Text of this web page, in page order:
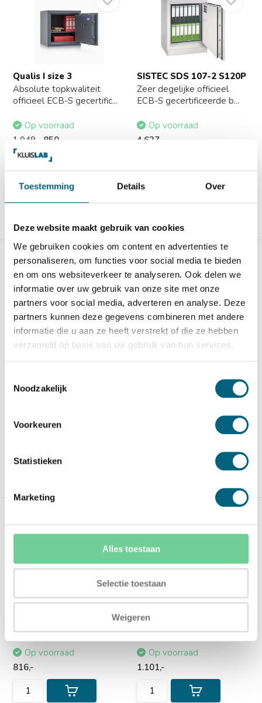
Toestemming Details Over
Deze website maakt gebruik van cookies
We gebruiken cookies om content en advertenties te
personaliseren, om functies voor social media te bieden
en om ons websiteverkeer te analyseren. Ook delen we
informatie over uw gebruik van onze site met onze
partners voor social media, adverteren en analyse. Deze
partners kunnen deze gegevens combineren met andere
informatie die u aan ze heeft verstrekt of die ze hebben
verzameld op basis van uw gebruik van hun services.
Noodzakelijk
Voorkeuren
Statistieken
Marketing
Alles toestaan
Selectie toestaan
Weigeren
Qualis I size 3
Absolute topkwaliteit
officieel ECB-S gecertific...
Vergelijk
Op voorraad
1.049,-
850,-
SISTEC SDS 107-2 S120P
Zeer degelijke officieel
ECB-S gecertificeerde b...
Vergelijk
Op voorraad
4.627,-
SISTEC TSF 1909 KL
Officieel ECB-S
Op voorraad
De Raat DRS Prisma II/4
Moderne officieel ECB-S
Officieel ECB-S
inbraak...
Op voorraad
816,-
EL
Van hoge kwaliteit officieel
ECB-S gecertificeer...
Op voorraad
1.101,-